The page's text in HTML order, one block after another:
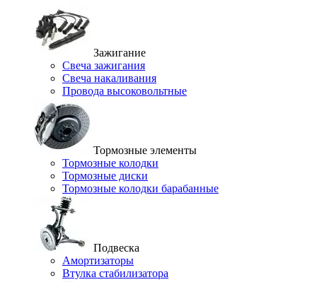
Зажигание
Свеча зажигания
Свеча накаливания
Провода высоковольтные
Тормозные элементы
Тормозные колодки
Тормозные диски
Тормозные колодки барабанные
Подвеска
Амортизаторы
Втулка стабилизатора